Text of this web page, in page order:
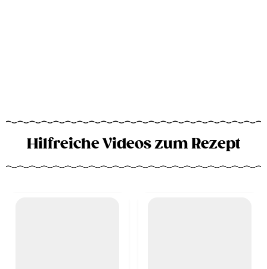
Hilfreiche Videos zum Rezept